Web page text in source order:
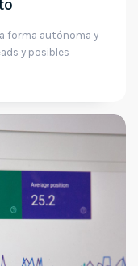
forma autónoma y
y posibles